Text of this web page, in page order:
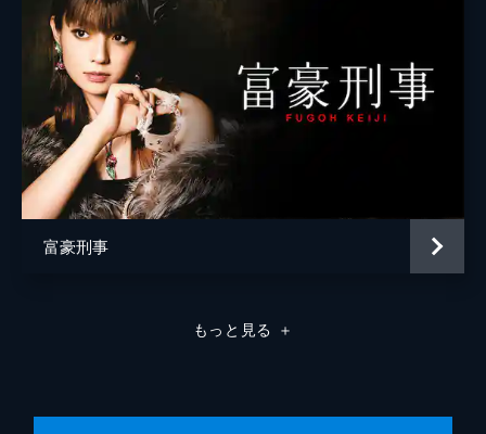
富豪刑事
もっと見る ＋